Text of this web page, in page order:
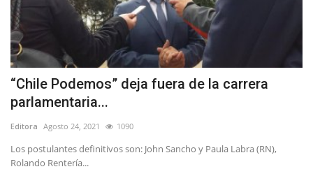
Deporte
Política
Espectáculos
“Chile Podemos” deja fuera de la carrera
parlamentaria...
Editora Agosto 24, 2021 1090
Los postulantes definitivos son: John Sancho y Paula Labra (RN),
Rolando Rentería...